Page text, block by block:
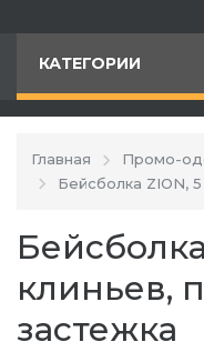
КАТЕГОРИИ
Главная Промо-
Бейсболка ZION,
клиньев,
застежка